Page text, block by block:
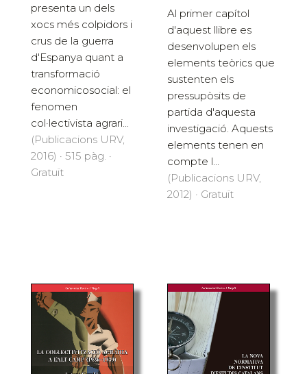
presenta un dels
xocs més colpidors i
crus de la guerra
d'Espanya quant a
transformació
economicosocial: el
fenomen
col·lectivista agrari...
(Publicacions URV,
2016) · 515 pàg. ·
Gratuït
Al primer capítol
d'aquest llibre es
desenvolupen els
elements teòrics que
sustenten els
pressupòsits de
partida d'aquesta
investigació. Aquests
elements tenen en
compte l...
(Publicacions URV,
2012) · Gratuït